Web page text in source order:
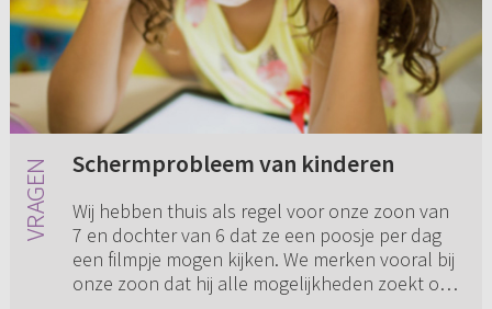
Schermprobleem van kinderen
Wij hebben thuis als regel voor onze zoon van
7 en dochter van 6 dat ze een poosje per dag
een filmpje mogen kijken. We merken vooral bij
onze zoon dat hij alle mogelijkheden zoekt om